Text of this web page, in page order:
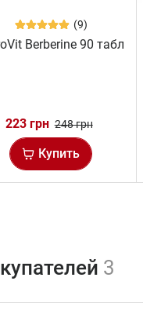
(9)
Berberine 90 табл
223 грн 248 грн
Купить
3